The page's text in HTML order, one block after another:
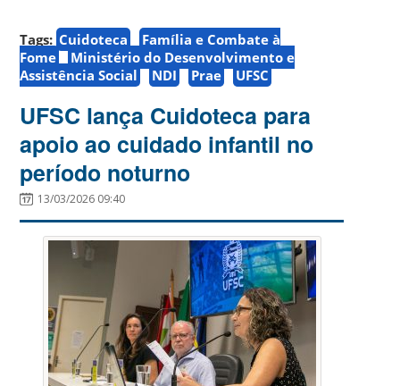
Tags: Cuidoteca
Família e Combate à
Fome
Ministério do Desenvolvimento e
Assistência Social
NDI Prae UFSC
UFSC lança Cuidoteca para
apoio ao cuidado infantil no
período noturno
13/03/2026 09:40